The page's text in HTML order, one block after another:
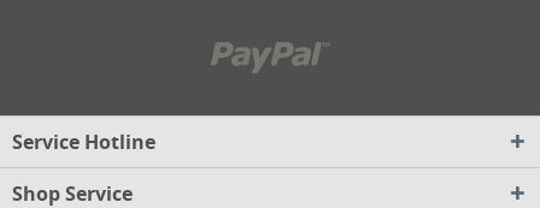
Service Hotline
Shop Service